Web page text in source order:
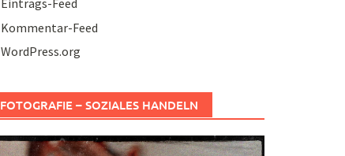
Eintrags-Feed
Kommentar-Feed
WordPress.org
FOTOGRAFIE – SOZIALES HANDELN